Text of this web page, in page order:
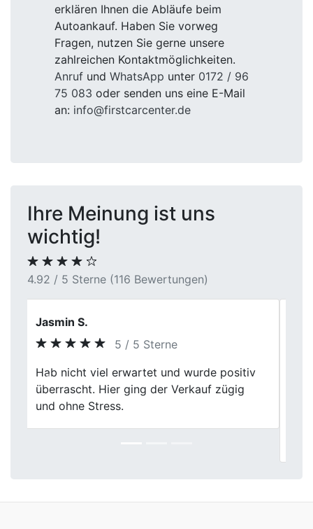
erklären Ihnen die Abläufe beim
Autoankauf. Haben Sie vorweg
Fragen, nutzen Sie gerne unsere
zahlreichen Kontaktmöglichkeiten.
Anruf und WhatsApp unter 0172 / 96
75 083 oder senden uns eine E-Mail
an: info@firstcarcenter.de
Ihre Meinung ist uns
wichtig!
4.92 / 5 Sterne (116 Bewertungen)
Claudia M.
5 / 5 Sterne
Ich habe mein Fahrzeug nach mehreren
Jahren Nutzung verkauft. Die Bewertung
war realistisch, alle Schritte wurden ruhig
Previous